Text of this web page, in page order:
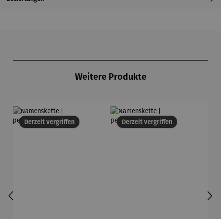
Weitere Produkte
Derzeit vergriffen Derzeit vergriffen